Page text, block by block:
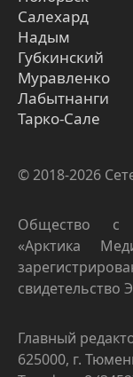
Салехард
Надым
Губкинский
Муравленко
Лабытнанги
Тарко-Сале
© 2018-2026
Общество с
«Арктика
свидетельство
Главный
625000, г.